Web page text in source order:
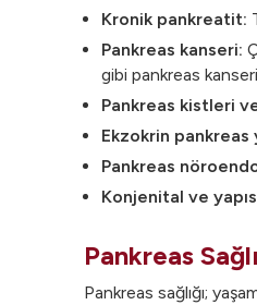
Kronik pankreatit:
Pankreas kanseri:
gibi pankreas
Pankreas kistleri
Ekzokrin pankreas
Pankreas
Konjenital ve
Pankreas
Pankreas sağlığı;